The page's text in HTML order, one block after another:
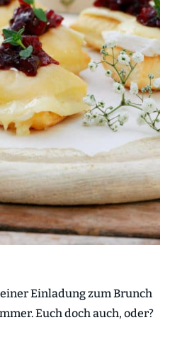
Einladung zum Brunch
Euch doch auch, oder?